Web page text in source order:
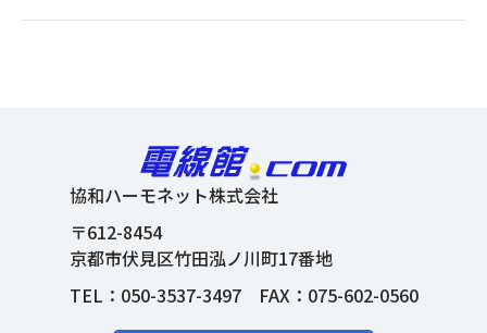
協和ハーモネット株式会社
〒612-8454
京都市伏見区竹田泓ノ川町17番地
TEL： 050-3537-3497FAX：075-602-0560